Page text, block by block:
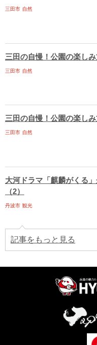
三田市 自然
三田の自慢！公園の楽しみ
三田市 自然
三田の自慢！公園の楽しみ
三田市 自然
大河ドラマ「麒麟がくる
（2）
丹波市 観光
記事をもっと見る